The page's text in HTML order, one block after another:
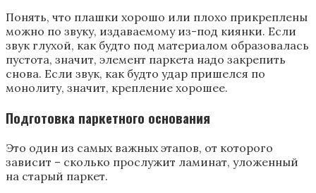
Понять, что плашки хорошо или плохо прикреплены
можно по звуку, издаваемому из-под киянки. Если
звук глухой, как будто под материалом образовалась
пустота, значит, элемент паркета надо закрепить
снова. Если звук, как будто удар пришелся по
монолиту, значит, крепление хорошее.
Подготовка паркетного основания
Это один из самых важных этапов, от которого
зависит – сколько прослужит ламинат, уложенный
на старый паркет.